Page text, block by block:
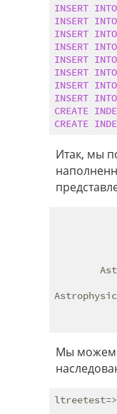
INSERT INTO
INSERT INTO
INSERT INTO
INSERT INTO
INSERT INTO
INSERT INTO
INSERT INTO
INSERT INTO
CREATE
CREATE
Итак, мы
Мы можем
ltreetest=>